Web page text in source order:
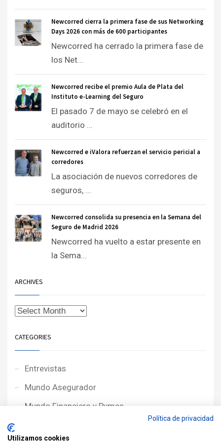
Newcorred cierra la primera fase de sus Networking
Days 2026 con más de 600 participantes
Newcorred ha cerrado la primera fase de
los Net...
Newcorred recibe el premio Aula de Plata del
Instituto e-Learning del Seguro
El pasado 7 de mayo se celebró en el
auditorio ...
Newcorred e iValora refuerzan el servicio pericial a
corredores
La asociación de nuevos corredores de
seguros, ...
Newcorred consolida su presencia en la Semana del
Seguro de Madrid 2026
Newcorred ha vuelto a estar presente en
la Sema...
ARCHIVES
CATEGORIES
Entrevistas
Mundo Asegurador
Mundo Financiero y Pymes
Noticias NewcorRED
Política de privacidad
Utilizamos cookies